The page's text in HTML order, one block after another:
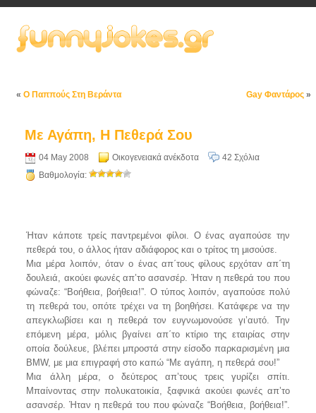
« Ο Παππούς Στη Βεράντα Gay Φαντάρος »
Με Αγάπη, Η Πεθερά Σου
04 May 2008 Οικογενειακά ανέκδοτα
42 Σχόλια
Βαθμολογία:
Ήταν κάποτε τρείς παντρεμένοι φίλοι. Ο ένας αγαπούσε την
πεθερά του, ο άλλος ήταν αδιάφορος και ο τρίτος τη μισούσε.
Μια μέρα λοιπόν, όταν ο ένας απ΄τους φίλους ερχόταν απ΄τη
δουλειά, ακούει φωνές απ’το ασανσέρ. Ήταν η πεθερά του που
φώναζε: “Βοήθεια, βοήθεια!”. Ο τύπος λοιπόν, αγαπούσε πολύ
τη πεθερά του, οπότε τρέχει να τη βοηθήσει. Κατάφερε να την
απεγκλωβίσει και η πεθερά τον ευγνωμονούσε γι’αυτό. Την
επόμενη μέρα, μόλις βγαίνει απ΄το κτίριο της εταιρίας στην
οποία δούλευε, βλέπει μπροστά στην είσοδο παρκαρισμένη μια
BMW, με μια επιγραφή στο καπώ “Με αγάπη, η πεθερά σου!”
Μια άλλη μέρα, ο δεύτερος απ’τους τρεις γυρίζει σπίτι.
Μπαίνοντας στην πολυκατοικία, ξαφνικά ακούει φωνές απ’το
ασανσέρ. Ήταν η πεθερά του που φώναζε “Βοήθεια, βοήθεια!”.